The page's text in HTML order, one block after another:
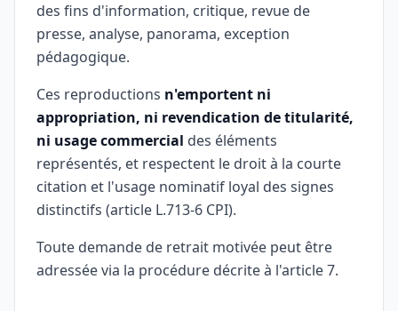
des fins d'information, critique, revue de
presse, analyse, panorama, exception
pédagogique.
Ces reproductions n'emportent ni
appropriation, ni revendication de titularité,
ni usage commercial des éléments
représentés, et respectent le droit à la courte
citation et l'usage nominatif loyal des signes
distinctifs (article L.713-6 CPI).
Toute demande de retrait motivée peut être
adressée via la procédure décrite à l'article 7.